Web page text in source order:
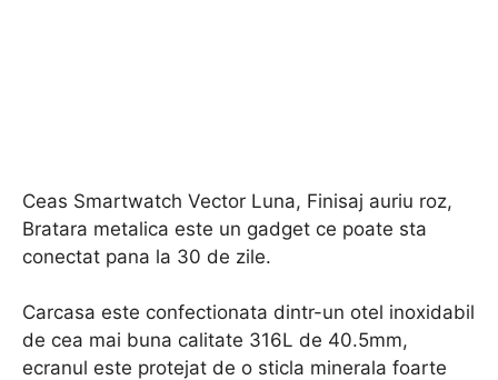
Ceas Smartwatch Vector Luna, Finisaj auriu roz,
Bratara metalica este un gadget ce poate sta
conectat pana la 30 de zile.
Carcasa este confectionata dintr-un otel inoxidabil
de cea mai buna calitate 316L de 40.5mm,
ecranul este protejat de o sticla minerala foarte